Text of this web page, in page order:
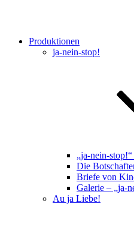
Produktionen
ja-nein-stop!
„ja-nein-
Die
Briefe von
Galerie – „ja-
Au ja Liebe!